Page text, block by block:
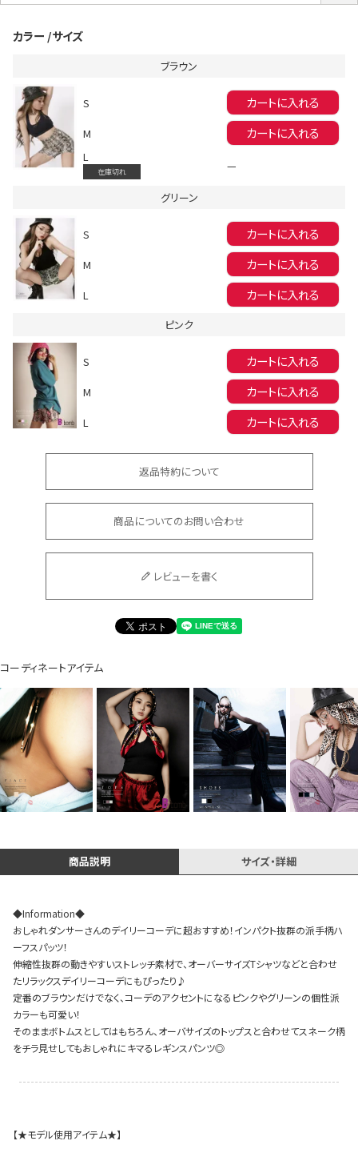
インスタ写真投稿キャンペーン！
Instagram LIVE items
スタッフコーディネート
イベント一覧
カラー サイズ
ブラウン
S カートに入れる
M カートに入れる
L
在庫切れ —
グリーン
S カートに入れる
M カートに入れる
L カートに入れる
ピンク
S カートに入れる
M カートに入れる
L カートに入れる
返品特約について
商品についてのお問い合わせ
レビューを書く
コーディネートアイテム
商品説明 サイズ・詳細
◆Information◆
おしゃれダンサーさんのデイリーコーデに超おすすめ！インパクト抜群の派手柄ハ
ーフスパッツ！
伸縮性抜群の動きやすいストレッチ素材で、オーバーサイズTシャツなどと合わせ
たリラックスデイリーコーデにもぴったり♪
定番のブラウンだけでなく、コーデのアクセントになるピンクやグリーンの個性派
カラーも可愛い！
そのままボトムスとしてはもちろん、オーバサイズのトップスと合わせてスネーク柄
をチラ見せしてもおしゃれにキマるレギンスパンツ◎
【★モデル使用アイテム★】